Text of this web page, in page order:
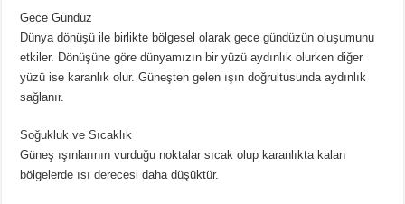
Gece Gündüz
Dünya dönüşü ile birlikte bölgesel olarak gece gündüzün oluşumunu
etkiler. Dönüşüne göre dünyamızın bir yüzü aydınlık olurken diğer
yüzü ise karanlık olur. Güneşten gelen ışın doğrultusunda aydınlık
sağlanır.
Soğukluk ve Sıcaklık
Güneş ışınlarının vurduğu noktalar sıcak olup karanlıkta kalan
bölgelerde ısı derecesi daha düşüktür.